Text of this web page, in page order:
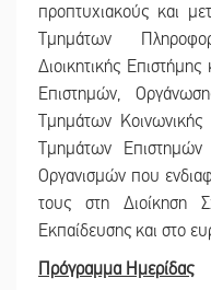
προπτυχιακούς και
Τμημάτων
Διοικητικής
Επιστημών,
Τμημάτων Κοινωνικής
Τμημάτων
Οργανισμών που
τους στη Διοίκηση
Εκπαίδευσης και στο
Πρόγραμμα Ημερίδας